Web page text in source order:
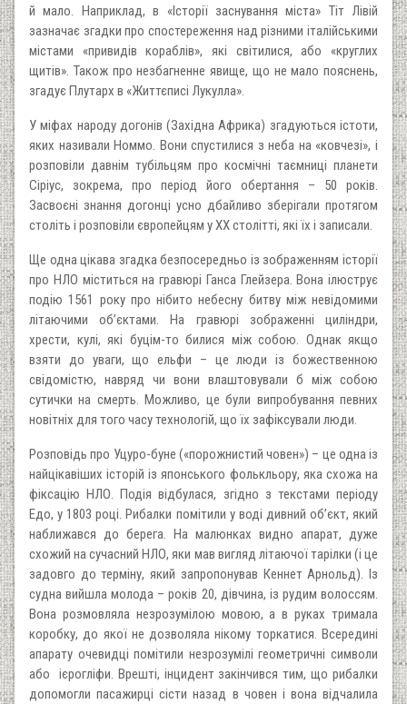
й мало. Наприклад, в «Історії заснування міста» Тіт Лівій
зазначає згадки про спостереження над різними італійськими
містами «привидів кораблів», які світилися, або «круглих
щитів». Також про незбагненне явище, що не мало пояснень,
згадує Плутарх в «Життєписі Лукулла».
У міфах народу догонів (Західна Африка) згадуються істоти,
яких називали Номмо. Вони спустилися з неба на «ковчезі», і
розповіли давнім тубільцям про космічні таємниці планети
Сіріус, зокрема, про період його обертання – 50 років.
Засвоєні знання догонці усно дбайливо зберігали протягом
століть і розповіли європейцям у ХХ столітті, які їх і записали.
Ще одна цікава згадка безпосередньо із зображенням історії
про НЛО міститься на гравюрі Ганса Глейзера. Вона ілюструє
подію 1561 року про нібито небесну битву між невідомими
літаючими об’єктами. На гравюрі зображенні циліндри,
хрести, кулі, які буцім-то билися між собою. Однак якщо
взяти до уваги, що ельфи – це люди із божественною
свідомістю, навряд чи вони влаштовували б між собою
сутички на смерть. Можливо, це були випробування певних
новітніх для того часу технологій, що їх зафіксували люди.
Розповідь про Уцуро-буне («порожнистий човен») – це одна із
найцікавіших історій із японського фолькльору, яка схожа на
фіксацію НЛО. Подія відбулася, згідно з текстами періоду
Едо, у 1803 році. Рибалки помітили у воді дивний об’єкт, який
наближався до берега. На малюнках видно апарат, дуже
схожий на сучасний НЛО, яки мав вигляд літаючої тарілки (і це
задовго до терміну, який запропонував Кеннет Арнольд). Із
судна вийшла молода – років 20, дівчина, із рудим волоссям.
Вона розмовляла незрозумілою мовою, а в руках тримала
коробку, до якої не дозволяла нікому торкатися. Всередині
апарату очевидці помітили незрозумілі геометричні символи
або ієрогліфи. Врешті, інцидент закінчився тим, що рибалки
допомогли пасажирці сісти назад в човен і вона відчалила